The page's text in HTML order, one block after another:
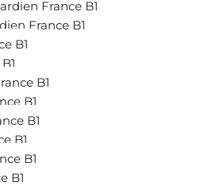
France B1
B1
B1
B1